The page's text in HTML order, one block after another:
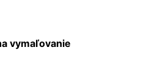
vymaľovanie